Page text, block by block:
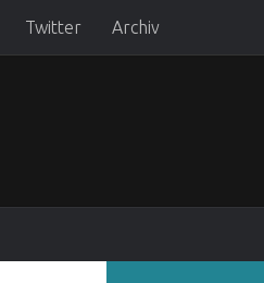
Twitter Archiv